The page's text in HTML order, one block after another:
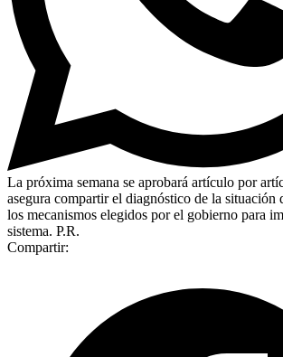
La próxima semana se aprobará artículo por
asegura compartir el diagnóstico de la situación
los mecanismos elegidos por el gobierno para
sistema. P.R.
Compartir: